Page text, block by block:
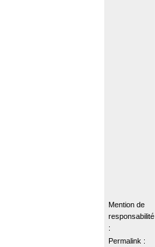
Mention de
responsabilité
:
Permalink :